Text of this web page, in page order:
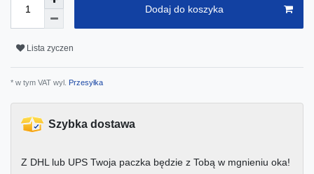
Dodaj do koszyka
Lista zyczen
* w tym VAT wyl. Przesyłka
Szybka dostawa
Z DHL lub UPS Twoja paczka będzie z Tobą w mgnieniu oka!